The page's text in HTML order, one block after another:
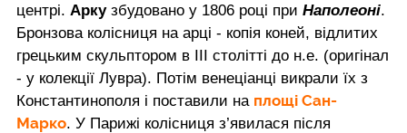
центрі. Арку збудовано у 1806 році при Наполеоні.
Бронзова колісниця на арці - копія коней, відлитих
грецьким скульптором в III столітті до н.е. (оригінал
- у колекції Лувра). Потім венеціанці викрали їх з
Константинополя і поставили на площі Сан-
Марко. У Парижі колісниця з’явилася після